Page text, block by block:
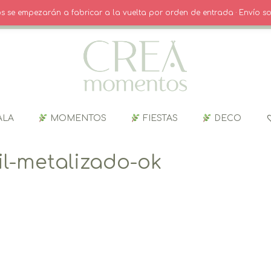
· INICIO SESIÓN / REGISTRO CARRITO
MOMENTOS FIESTAS DECO
metalizado-ok
empezarán a fabricar a la vuelta por orden de entrada · Envío